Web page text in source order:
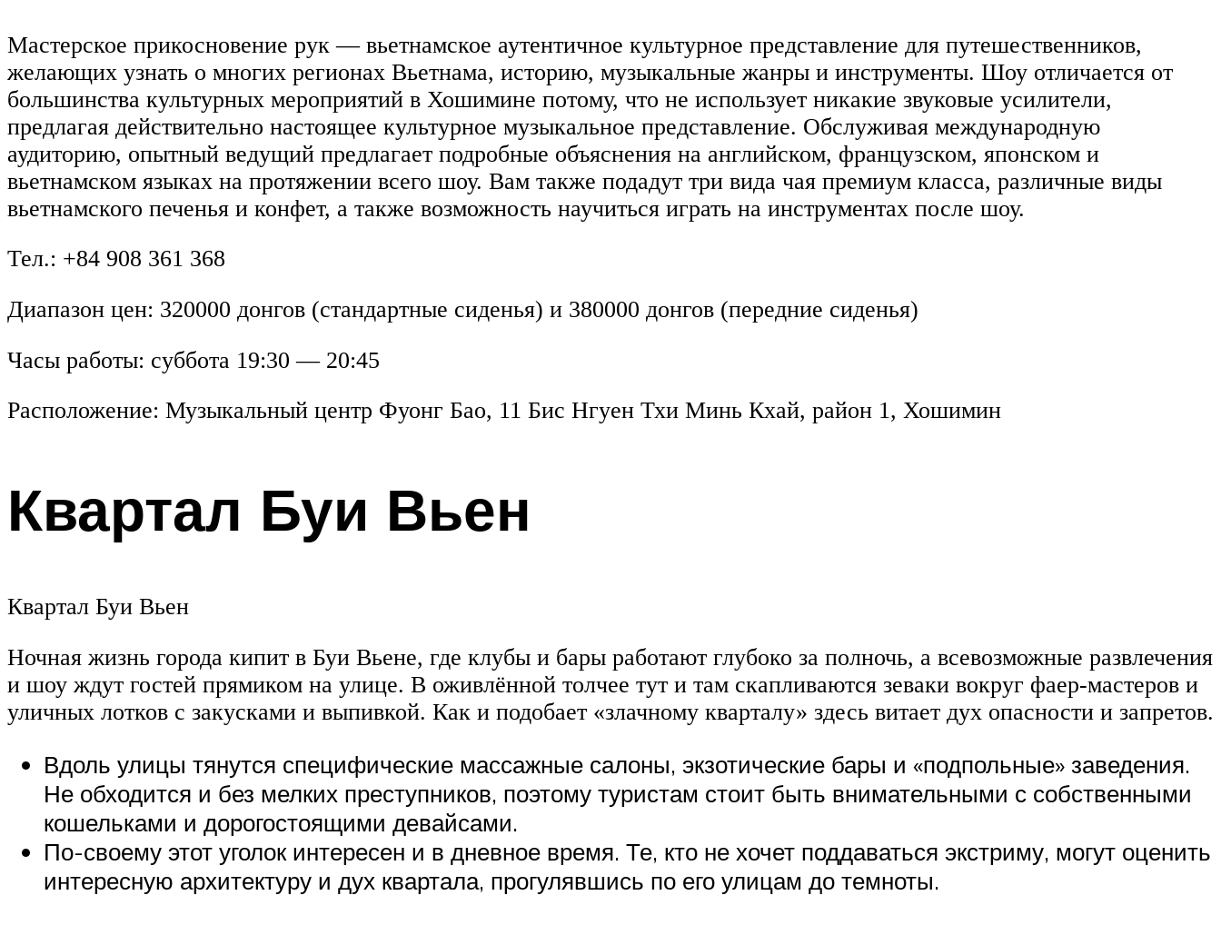
Мастерское прикосновение рук — вьетнамское аутентичное культурное представление для путешественников,
желающих узнать о многих регионах Вьетнама, историю, музыкальные жанры и инструменты. Шоу отличается от
большинства культурных мероприятий в Хошимине потому, что не использует никакие звуковые усилители,
предлагая действительно настоящее культурное музыкальное представление. Обслуживая международную
аудиторию, опытный ведущий предлагает подробные объяснения на английском, французском, японском и
вьетнамском языках на протяжении всего шоу. Вам также подадут три вида чая премиум класса, различные виды
вьетнамского печенья и конфет, а также возможность научиться играть на инструментах после шоу.
Тел.: +84 908 361 368
Диапазон цен: 320000 донгов (стандартные сиденья) и 380000 донгов (передние сиденья)
Часы работы: суббота 19:30 — 20:45
Расположение: Музыкальный центр Фуонг Бао, 11 Бис Нгуен Тхи Минь Кхай, район 1, Хошимин
Квартал Буи Вьен
Квартал Буи Вьен
Ночная жизнь города кипит в Буи Вьене, где клубы и бары работают глубоко за полночь, а всевозможные развлечения
и шоу ждут гостей прямиком на улице. В оживлённой толчее тут и там скапливаются зеваки вокруг фаер-мастеров и
уличных лотков с закусками и выпивкой. Как и подобает «злачному кварталу» здесь витает дух опасности и запретов.
Вдоль улицы тянутся специфические массажные салоны, экзотические бары и «подпольные» заведения.
Не обходится и без мелких преступников, поэтому туристам стоит быть внимательными с собственными
кошельками и дорогостоящими девайсами.
По-своему этот уголок интересен и в дневное время. Те, кто не хочет поддаваться экстриму, могут оценить
интересную архитектуру и дух квартала, прогулявшись по его улицам до темноты.